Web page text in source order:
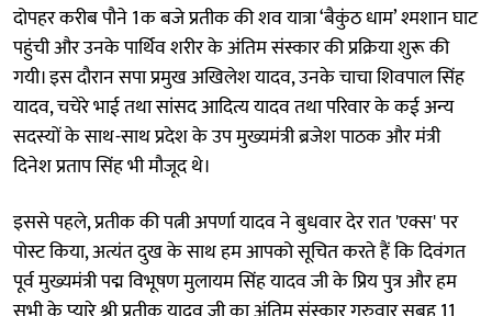
दोपहर करीब पौने 1क बजे प्रतीक की शव यात्रा ‘बैकुंठ धाम’ श्मशान घाट
पहुंची और उनके पार्थिव शरीर के अंतिम संस्कार की प्रक्रिया शुरू की
गयी। इस दौरान सपा प्रमुख अखिलेश यादव, उनके चाचा शिवपाल सिंह
यादव, चचेरे भाई तथा सांसद आदित्य यादव तथा परिवार के कई अन्य
सदस्यों के साथ-साथ प्रदेश के उप मुख्यमंत्री ब्रजेश पाठक और मंत्री
दिनेश प्रताप सिंह भी मौजूद थे।
इससे पहले, प्रतीक की पत्नी अपर्णा यादव ने बुधवार देर रात 'एक्स' पर
पोस्ट किया, अत्यंत दुख के साथ हम आपको सूचित करते हैं कि दिवंगत
पूर्व मुख्यमंत्री पद्म विभूषण मुलायम सिंह यादव जी के प्रिय पुत्र और हम